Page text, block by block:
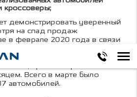
кроссоверы;
демонстрировать уверенный
на спад продаж
в феврале 2020 года в связи
рынок быстро
Продажи Changan Automobile
в 4,8 раза по сравнению
Всего в марте было
автомобилей.